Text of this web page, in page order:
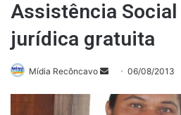
Assistência
jurídica gratuita
Mídia Recôncavo
Mande
e-
06/08/2013